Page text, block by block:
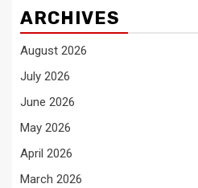
ARCHIVES
August 2026
July 2026
June 2026
May 2026
April 2026
March 2026